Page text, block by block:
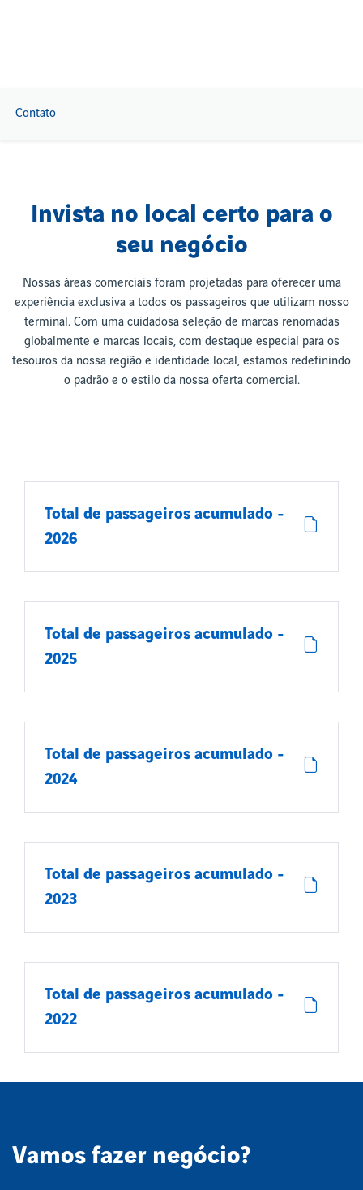
Contato
Invista no local certo para o
seu negócio
Nossas áreas comerciais foram projetadas para oferecer uma
experiência exclusiva a todos os passageiros que utilizam nosso
terminal. Com uma cuidadosa seleção de marcas renomadas
globalmente e marcas locais, com destaque especial para os
tesouros da nossa região e identidade local, estamos redefinindo
o padrão e o estilo da nossa oferta comercial.
Total de passageiros acumulado -
2026
Total de passageiros acumulado -
2025
Total de passageiros acumulado -
2024
Total de passageiros acumulado -
2023
Total de passageiros acumulado -
2022
Vamos fazer negócio?